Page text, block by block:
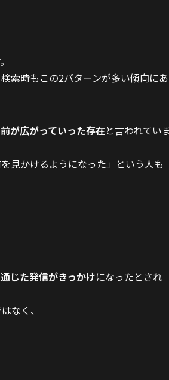
索時もこの2パターンが多い傾向にあ
が広がっていった存在と言われてい
見かけるようになった」という人も
じた発信がきっかけになったとされ
なく、